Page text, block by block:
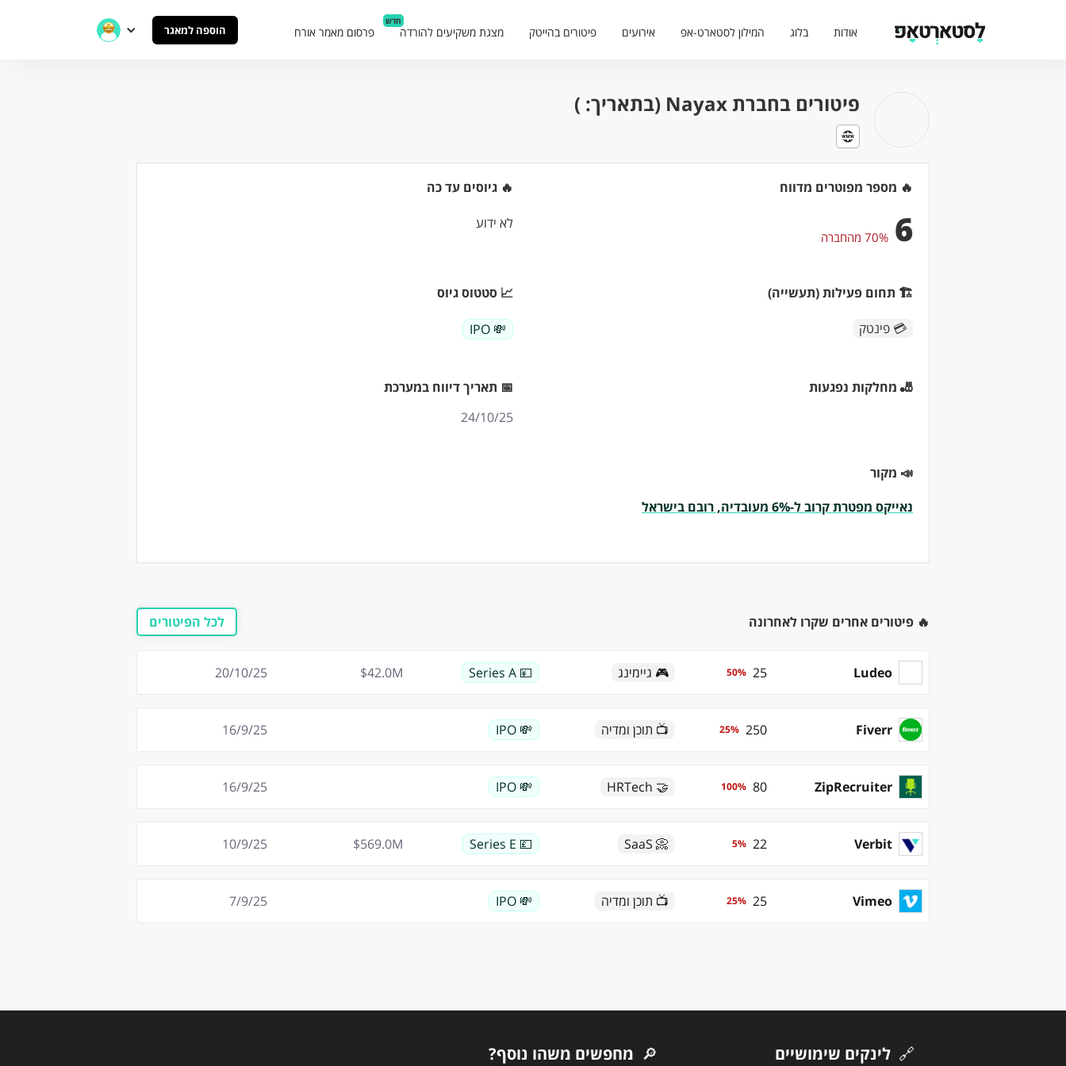
אודות בלוג המילון לסטארט-אפ אירועים פיטורים בהייטק מצגת משקיעים להורדה
חדש
פרסום מאמר אורח הוספה למאגר
פיטורים בחברת Nayax (בתאריך: )
🔥 מספר מפוטרים מדווח
6 70% מהחברה
🔥 גיוסים עד כה
לא ידוע
🏗 תחום פעילות (תעשייה)
💳 פינטק
📈 סטטוס גיוס
💸 IPO
🎳 מחלקות נפגעות
📅 תאריך דיווח במערכת
24/10/25
📣 מקור
נאייקס מפטרת קרוב ל-6% מעובדיה, רובם בישראל
🔥 פיטורים אחרים שקרו לאחרונה לכל הפיטורים
Ludeo
25
%
50 🎮 גיימינג 💴 Series A
M
42.0
$
20/10/25
Fiverr
250
%
25 📺 תוכן ומדיה 💸 IPO
16/9/25
ZipRecruiter
80
%
100
🤝 HRTech
💸 IPO
16/9/25
Verbit
22
%
5
📀 SaaS
💷 Series E
M
569.0
$
10/9/25
Vimeo
25
%
25 📺 תוכן ומדיה 💸 IPO
7/9/25
🔗 לינקים שימושיים 🔎 מחפשים משהו נוסף?